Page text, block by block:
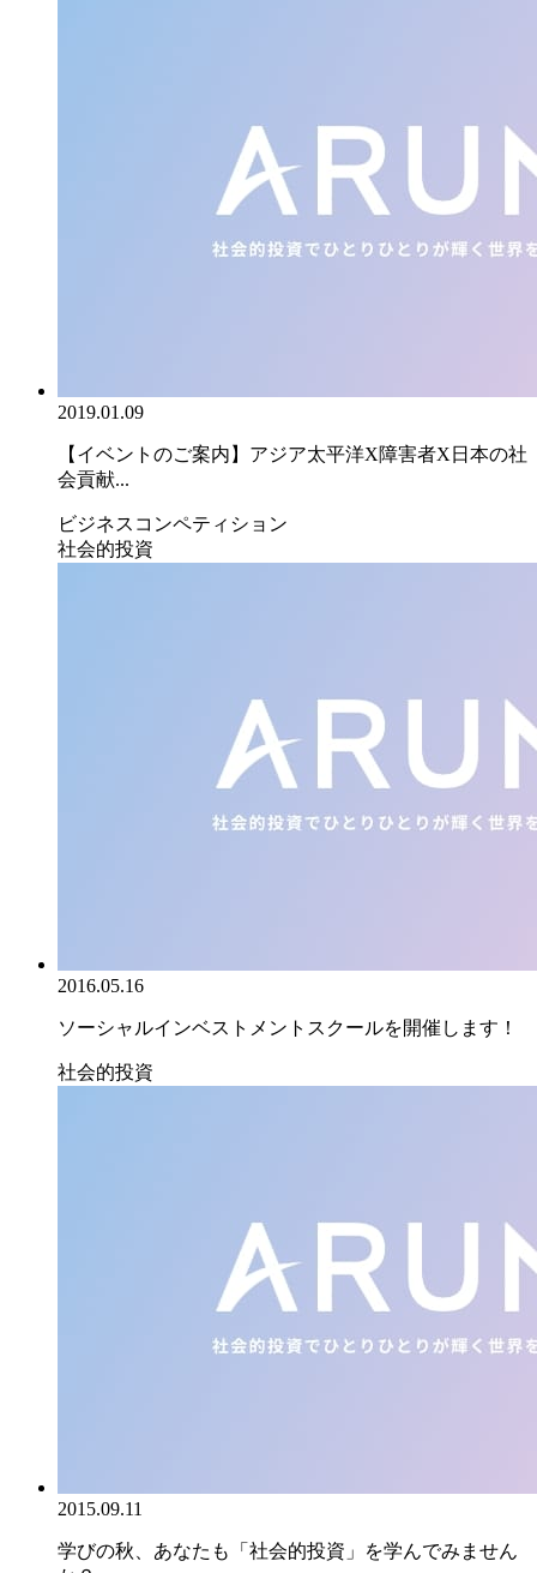
2019.01.09
【イベントのご案内】アジア太平洋X障害者X日本の社
会貢献...
ビジネスコンペティション
社会的投資
2016.05.16
ソーシャルインベストメントスクールを開催します！
社会的投資
2015.09.11
学びの秋、あなたも「社会的投資」を学んでみません